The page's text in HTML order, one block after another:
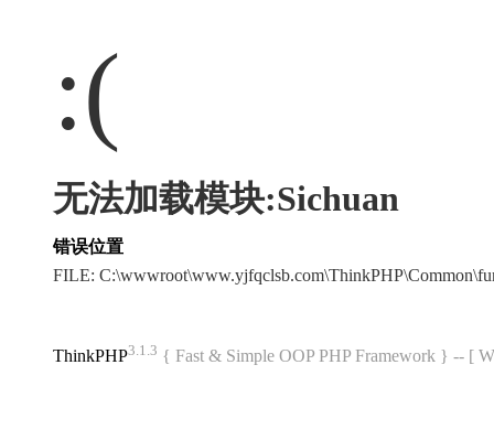
:(
无法加载模块:Sichuan
错误位置
FILE:
ThinkPHP3.1.3 { Fast & Simple OOP PHP Framework } -- [